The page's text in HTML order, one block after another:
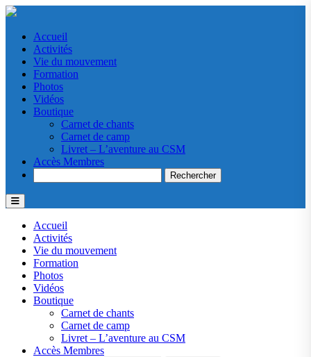
Accueil
Activités
Vie du mouvement
Formation
Photos
Vidéos
Boutique
Carnet de chants
Carnet de camp
Livret – L’aventure au CSM
Accès Membres
Accueil
Activités
Vie du mouvement
Formation
Photos
Vidéos
Boutique
Carnet de chants
Carnet de camp
Livret – L’aventure au CSM
Accès Membres